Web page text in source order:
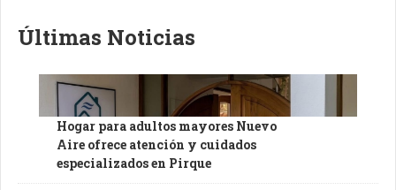
Últimas Noticias
Hogar para adultos mayores Nuevo
Aire ofrece atención y cuidados
especializados en Pirque